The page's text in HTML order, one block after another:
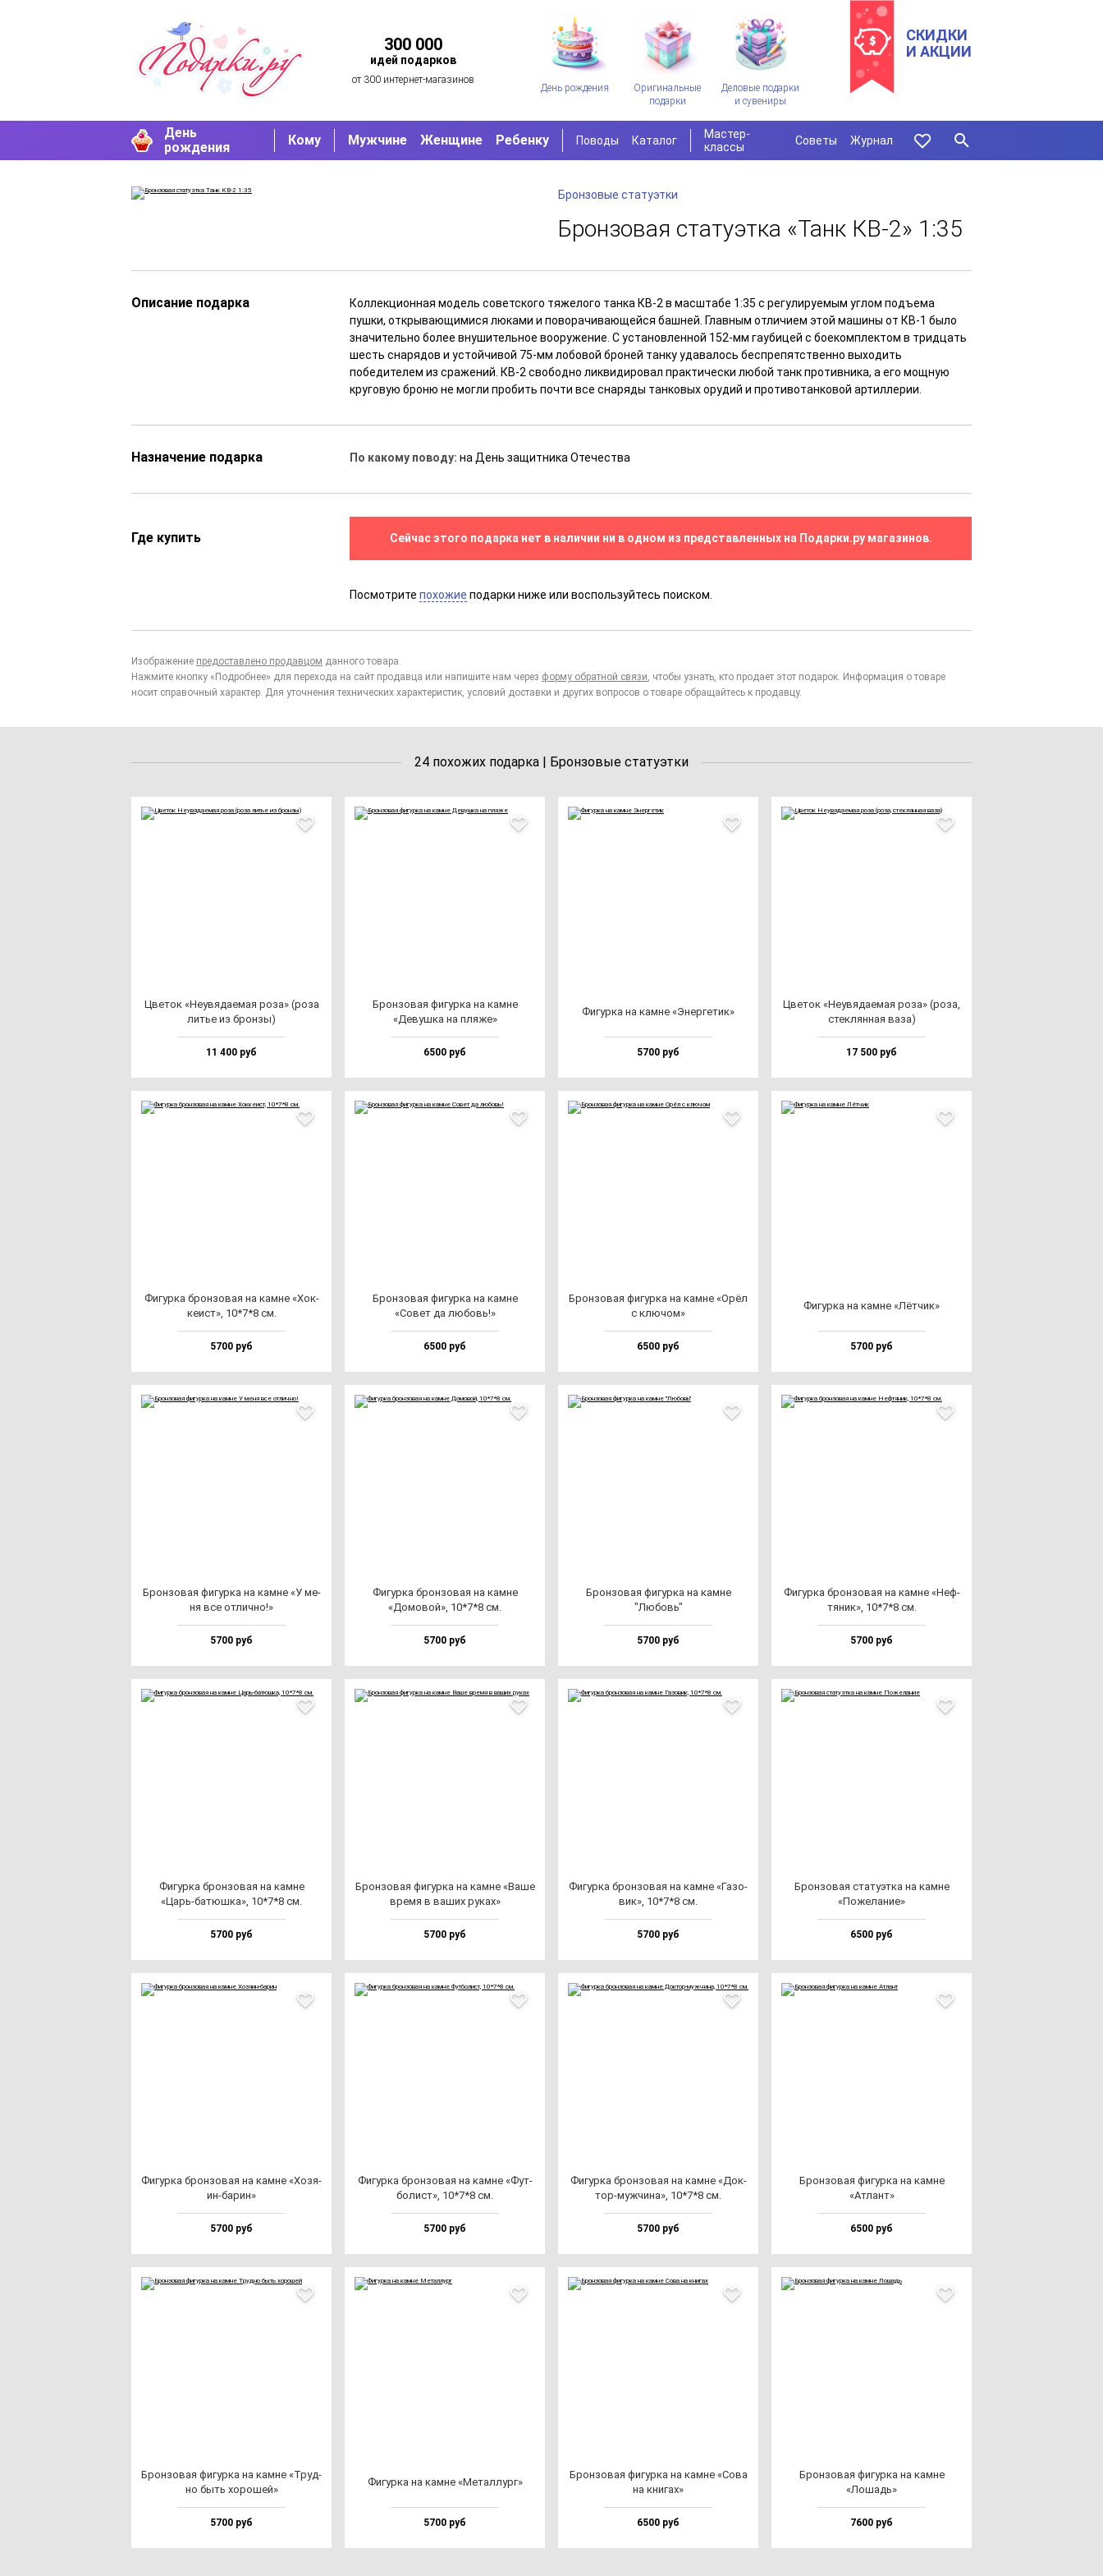
300 000
идей подарков
от 300 интернет-магазинов
День рождения
Оригинальные
подарки
Деловые подарки
и сувениры
СКИДКИ
И АКЦИИ
День
рождения
Кому Мужчине Женщине Ребенку Поводы Каталог
Мастер-
классы
Советы Журнал
Бронзовые статуэтки
Бронзовая статуэтка «Танк КВ-2» 1:35
Описание подарка
Коллекционная модель советского тяжелого танка КВ-2 в масштабе 1:35 с регулируемым углом подъема
пушки, открывающимися люками и поворачивающейся башней. Главным отличием этой машины от КВ-1 было
значительно более внушительное вооружение. С установленной 152-мм гаубицей с боекомплектом в тридцать
шесть снарядов и устойчивой 75-мм лобовой броней танку удавалось беспрепятственно выходить
победителем из сражений. КВ-2 свободно ликвидировал практически любой танк противника, а его мощную
круговую броню не могли пробить почти все снаряды танковых орудий и противотанковой артиллерии.
Назначение подарка По какому поводу:на День защитника Отечества
Где купить Сейчас этого подарка нет в наличии ни в одном из представленных на Подарки.ру магазинов.
Посмотритепохожие подарки ниже или воспользуйтесь поиском.
Изображение предоставлено продавцом данного товара.
Нажмите кнопку «Подробнее» для перехода на сайт продавца или напишите нам через форму обратной связи, чтобы узнать, кто продает этот подарок. Информация о товаре
носит справочный характер. Для уточнения технических характеристик, условий доставки и других вопросов о товаре обращайтесь к продавцу.
24 похожих подарка | Бронзовые статуэтки
Цве­ток «Неувя­да­емая ро­за» (ро­за
литье из брон­зы)
11 400 руб
Брон­зо­вая фи­гур­ка на кам­не
«Девуш­ка на пля­же»
6500 руб
Фигур­ка на кам­не «Энер­ге­тик»
5700 руб
Цве­ток «Неувя­да­емая ро­за» (ро­за,
стек­лян­ная ва­за)
17 500 руб
Фигур­ка брон­зо­вая на кам­не «Хок­
ке­ист», 10*7*8 см.
5700 руб
Брон­зо­вая фи­гур­ка на кам­не
«Совет да лю­бовь!»
6500 руб
Брон­зо­вая фи­гур­ка на кам­не «Орёл
с клю­чом»
6500 руб
Фигур­ка на кам­не «Лёт­чик»
5700 руб
Брон­зо­вая фи­гур­ка на кам­не «У ме­
ня все от­лич­но!»
5700 руб
Фигур­ка брон­зо­вая на кам­не
«Домо­вой», 10*7*8 см.
5700 руб
Брон­зо­вая фи­гур­ка на кам­не
"Любовь"
5700 руб
Фигур­ка брон­зо­вая на кам­не «Неф­
тя­ник», 10*7*8 см.
5700 руб
Фигур­ка брон­зо­вая на кам­не
«Царь-ба­тюш­ка», 10*7*8 см.
5700 руб
Брон­зо­вая фи­гур­ка на кам­не «Ваше
вре­мя в ва­ших ру­ках»
5700 руб
Фигур­ка брон­зо­вая на кам­не «Газо­
вик», 10*7*8 см.
5700 руб
Брон­зо­вая ста­ту­эт­ка на кам­не
«Поже­ла­ние»
6500 руб
Фигур­ка брон­зо­вая на кам­не «Хозя­
ин-ба­рин»
5700 руб
Фигур­ка брон­зо­вая на кам­не «Фут­
бо­лист», 10*7*8 см.
5700 руб
Фигур­ка брон­зо­вая на кам­не «Док­
тор-муж­чи­на», 10*7*8 см.
5700 руб
Брон­зо­вая фи­гур­ка на кам­не
«Атлант»
6500 руб
Брон­зо­вая фи­гур­ка на кам­не «Труд­
но быть хо­ро­шей»
5700 руб
Фигур­ка на кам­не «Метал­лург»
5700 руб
Брон­зо­вая фи­гур­ка на кам­не «Сова
на кни­гах»
6500 руб
Брон­зо­вая фи­гур­ка на кам­не
«Лошадь»
7600 руб